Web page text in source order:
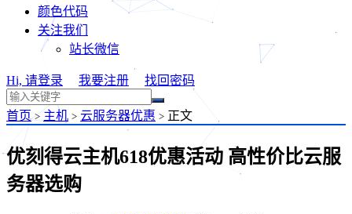
颜色代码
关注我们
站长微信
Hi, 请登录 我要注册 找回密码
首页 > 主机 > 云服务器优惠 > 正文
优刻得云主机618优惠活动 高性价比云服
务器选购